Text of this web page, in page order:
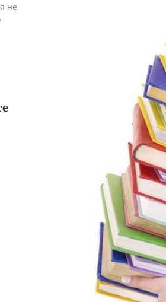
не